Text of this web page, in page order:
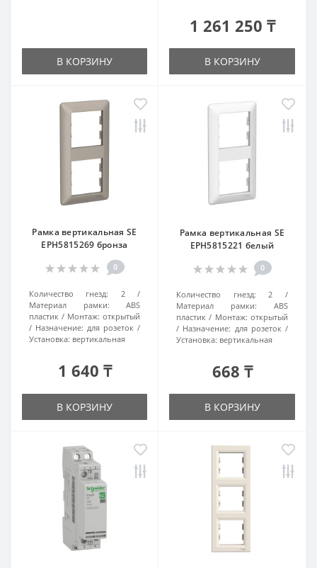
В КОРЗИНУ
1 261 250 ₸
В КОРЗИНУ
Рамка вертикальная SE
EPH5815269 бронза
0
Количество гнезд:
2
Материал рамки:
ABS
пластик
Монтаж: открытый
Назначение: для розеток
Установка: вертикальная
1 640 ₸
В КОРЗИНУ
Рамка вертикальная SE
EPH5815221 белый
0
Количество гнезд:
2
Материал рамки:
ABS
пластик
Монтаж: открытый
Назначение: для розеток
Установка: вертикальная
668 ₸
В КОРЗИНУ